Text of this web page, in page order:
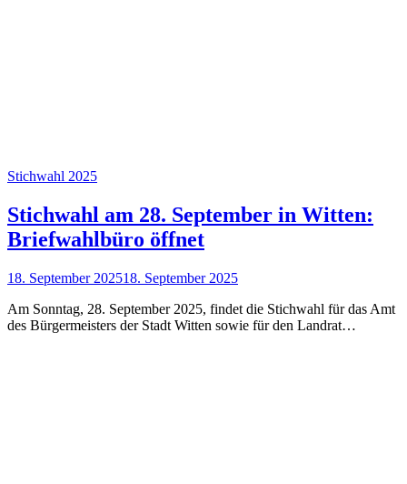
Stichwahl 2025
Stichwahl am 28. September in Witten:
Briefwahlbüro öffnet
18. September 202518. September 2025
Am Sonntag, 28. September 2025, findet die Stichwahl für das Amt
des Bürgermeisters der Stadt Witten sowie für den Landrat…